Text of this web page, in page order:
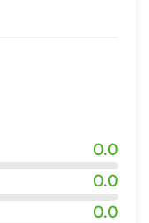
транспорта0.0
0.0
0.0